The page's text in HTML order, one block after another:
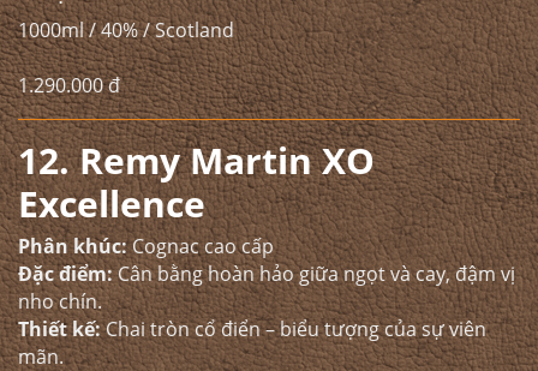
1000ml / 40% / Scotland
1.290.000 đ
12. Remy Martin XO
Excellence
Phân khúc:Cognac cao cấp
Đặc điểm:Cân bằng hoàn hảo giữa ngọt và cay, đậm vị
nho chín.
Thiết kế:Chai tròn cổ điển – biểu tượng của sự viên
mãn.